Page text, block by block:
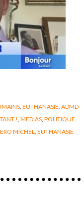
, EUTHANASIE, ADMD
!, MEDIAS, POLITIQUE
MICHEL, EUTHANASIE